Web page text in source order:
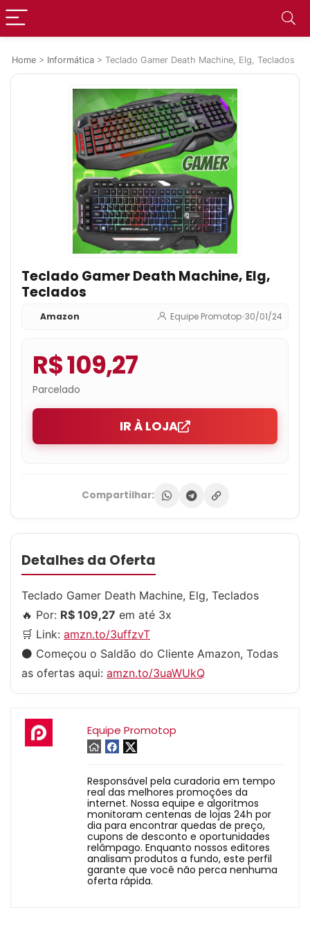
Home > Informática > Teclado Gamer Death Machine, Elg, Teclados
Teclado Gamer Death Machine, Elg,
Teclados
Amazon Equipe Promotop•30/01/24
R$ 109,27
Parcelado
IR À LOJA
Compartilhar:
Detalhes da Oferta
Teclado Gamer Death Machine, Elg, Teclados
🔥 Por: R$ 109,27 em até 3x
🛒 Link: amzn.to/3uffzvT
⚫️ Começou o Saldão do Cliente Amazon, Todas
as ofertas aqui: amzn.to/3uaWUkQ
Equipe Promotop
Responsável pela curadoria em tempo
real das melhores promoções da
internet. Nossa equipe e algoritmos
monitoram centenas de lojas 24h por
dia para encontrar quedas de preço,
cupons de desconto e oportunidades
relâmpago. Enquanto nossos editores
analisam produtos a fundo, este perfil
garante que você não perca nenhuma
oferta rápida.